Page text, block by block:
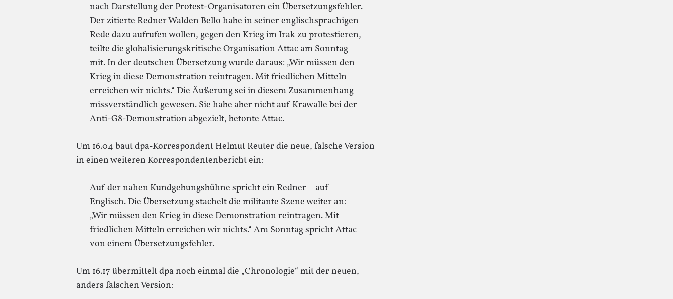
nach Darstellung der Protest-Organisatoren ein Übersetzungsfehler.
Der zitierte Redner Walden Bello habe in seiner englischsprachigen
Rede dazu aufrufen wollen, gegen den Krieg im Irak zu protestieren,
teilte die globalisierungskritische Organisation Attac am Sonntag
mit. In der deutschen Übersetzung wurde daraus: „Wir müssen den
Krieg in diese Demonstration reintragen. Mit friedlichen Mitteln
erreichen wir nichts.“ Die Äußerung sei in diesem Zusammenhang
missverständlich gewesen. Sie habe aber nicht auf Krawalle bei der
Anti-G8-Demonstration abgezielt, betonte Attac.
Um 16.04 baut dpa-Korrespondent Helmut Reuter die neue, falsche Version
in einen weiteren Korrespondentenbericht ein:
Auf der nahen Kundgebungsbühne spricht ein Redner – auf
Englisch. Die Übersetzung stachelt die militante Szene weiter an:
„Wir müssen den Krieg in diese Demonstration reintragen. Mit
friedlichen Mitteln erreichen wir nichts.“ Am Sonntag spricht Attac
von einem Übersetzungsfehler.
Um 16.17 übermittelt dpa noch einmal die „Chronologie“ mit der neuen,
anders falschen Version: